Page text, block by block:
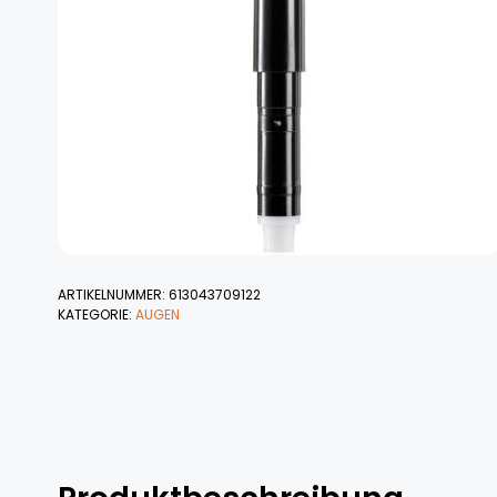
ARTIKELNUMMER: 613043709122
KATEGORIE: AUGEN